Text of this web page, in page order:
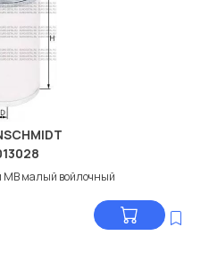
МВ малый войлочный